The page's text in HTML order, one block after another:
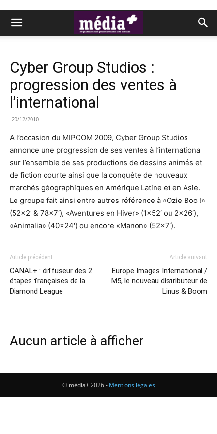
Cyber Group Studios :
progression des ventes à
l’international
20/12/2010
A l’occasion du MIPCOM 2009, Cyber Group Studios
annonce une progression de ses ventes à l’international
sur l’ensemble de ses productions de dessins animés et
de fiction courte ainsi que la conquête de nouveaux
marchés géographiques en Amérique Latine et en Asie.
Le groupe fait ainsi entre autres référence à «Ozie Boo !»
(52×2′ & 78×7′), «Aventures en Hiver» (1×52′ ou 2×26′),
«Animalia» (40×24′) ou encore «Manon» (52×7′).
Article précédent
CANAL+ : diffuseur des 2
étapes françaises de la
Diamond League
Article suivant
Europe Images International /
M5, le nouveau distributeur de
Linus & Boom
Aucun article à afficher
© média+ 2026 - Mentions légales